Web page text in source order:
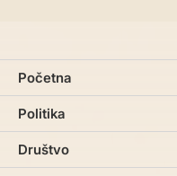
Početna
Politika
Društvo